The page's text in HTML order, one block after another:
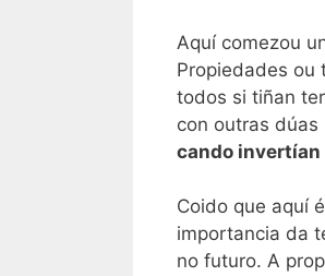
Aquí comezou
Propiedades ou
todos si tiñan
con outras dúas
cando invertían
Coido que aquí
importancia da
no futuro. A